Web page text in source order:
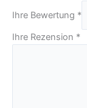
Ihre Bewertung *
Ihre Rezension *